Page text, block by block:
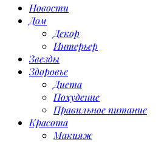
Новости
Дом
Декор
Интерьер
Звезды
Здоровье
Диета
Похудение
Правильное питание
Красота
Макияж